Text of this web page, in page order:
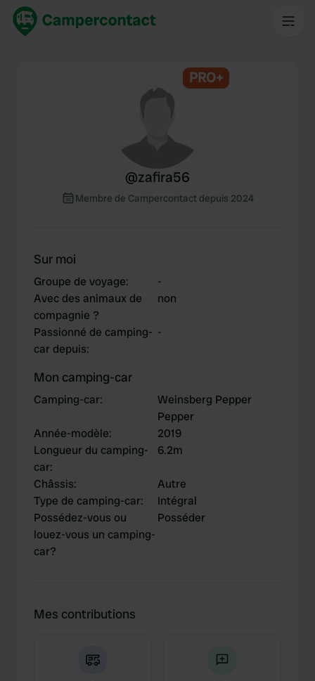
PRO+
@zafira56
Membre de Campercontact depuis 2024
Sur moi
Groupe de voyage:
-
Avec des animaux de
compagnie ?
non
Passionné de camping-
car depuis:
-
Mon camping-car
Camping-car:
Weinsberg Pepper
Pepper
Année-modèle:
2019
Longueur du camping-
car:
6.2m
Châssis:
Autre
Type de camping-car:
Intégral
Possédez-vous ou
louez-vous un camping-
car?
Posséder
Mes contributions